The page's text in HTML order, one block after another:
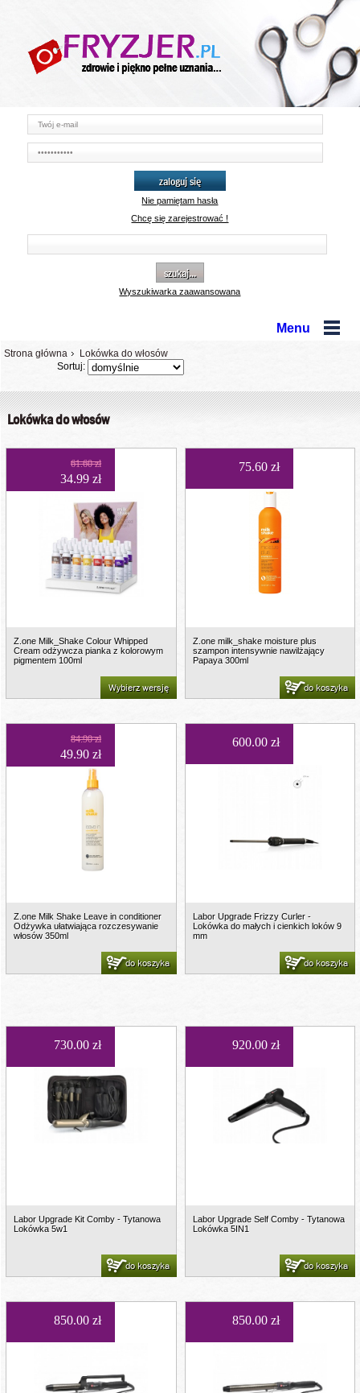
zaloguj się
Nie pamiętam hasła
Chcę się zarejestrować !
szukaj...
Wyszukiwarka zaawansowana
Menu
Strona główna
Lokówka do włosów
Sortuj:
Lokówka do włosów
61.60 zł
34.99 zł
Z.one Milk_Shake Colour Whipped
Cream odżywcza pianka z kolorowym
pigmentem 100ml
Wybierz wersję
75.60 zł
Z.one milk_shake moisture plus
szampon intensywnie nawilżający
Papaya 300ml
do koszyka
84.90 zł
49.90 zł
Z.one Milk Shake Leave in conditioner
Odżywka ułatwiająca rozczesywanie
włosów 350ml
do koszyka
600.00 zł
Labor Upgrade Frizzy Curler -
Lokówka do małych i cienkich loków 9
mm
do koszyka
730.00 zł
Labor Upgrade Kit Comby - Tytanowa
Lokówka 5w1
do koszyka
920.00 zł
Labor Upgrade Self Comby - Tytanowa
Lokówka 5IN1
do koszyka
850.00 zł 850.00 zł